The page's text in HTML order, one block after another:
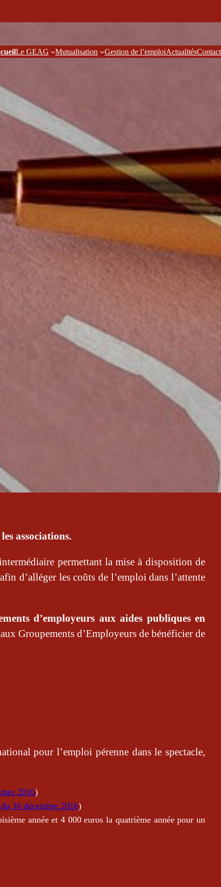
Le GEAG Mutualisation Gestion de l’emploiActualitésContact
associations.
permettant la mise à disposition de
d’alléger les coûts de l’emploi dans l’attente
d’employeurs aux aides publiques en
Groupements d’Employeurs de bénéficier de
pour l’emploi pérenne dans le spectacle,
2016)
16 décembre 2016)
année et 4 000 euros la quatrième année pour un